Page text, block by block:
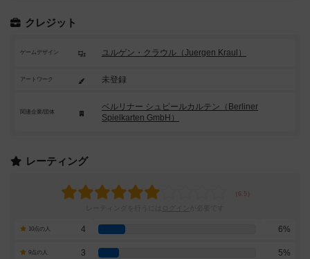
クレジット
ゲームデザイン ユルゲン・クラウル（Juergen Kraul）
アートワーク 未登録
関連企業/団体
ベルリナー シュピールカルテン（Berliner
Spielkarten GmbH）
レーティング
10点の人 4 6%
9点の人 3 5%